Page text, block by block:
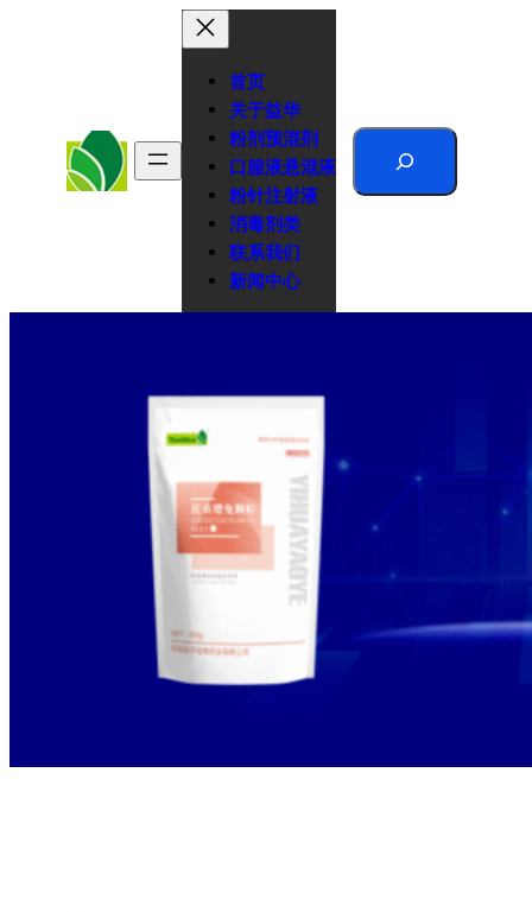
首页
关于益华
粉剂预混剂
口服液悬混液
粉针注射液
消毒剂类
联系我们
新闻中心
Search